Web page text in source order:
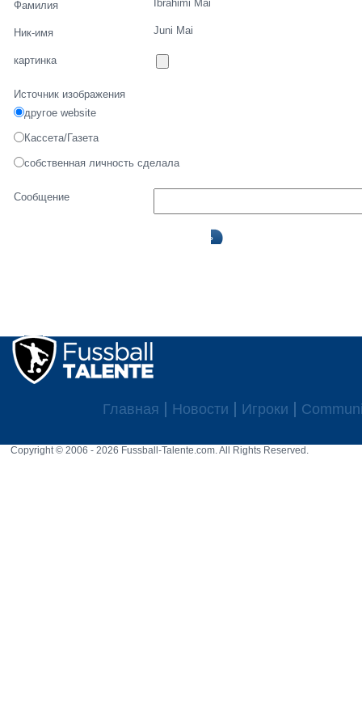
Фамилия Ibrahimi Mai
Ник-имя Juni Mai
картинка
Источник изображения
другое website
Кассета/Газета
собственная личность сделала
Сообщение
Главная Новости Игроки
Copyright © 2006 - 2026 Fussball-Talente.com. All Rights Reserved.